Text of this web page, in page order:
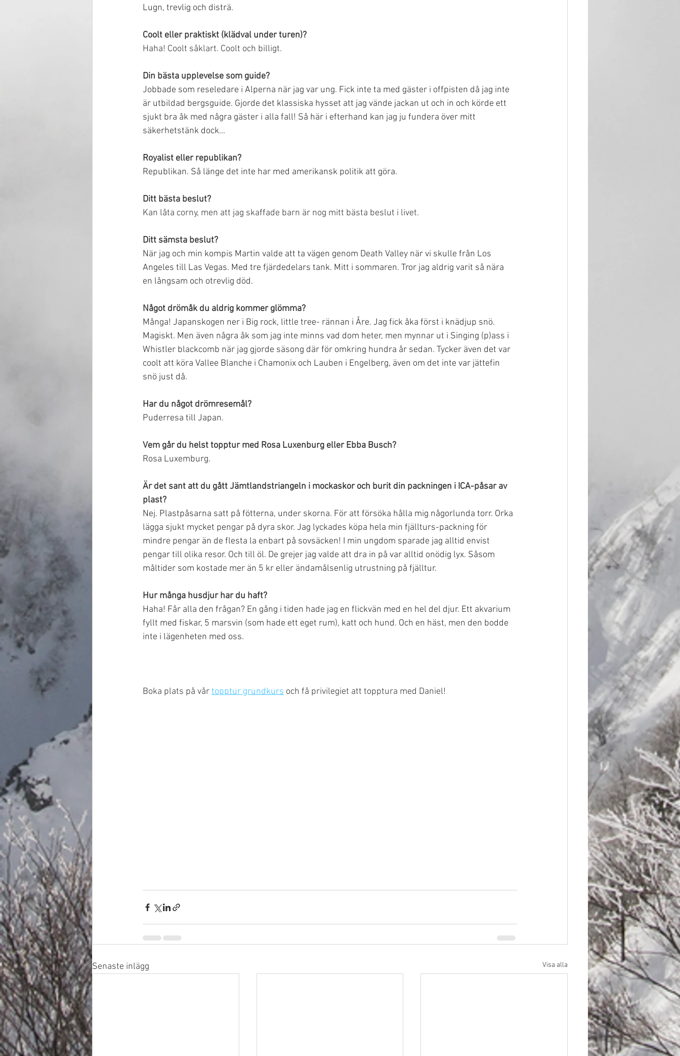
Lugn, trevlig och disträ.
Coolt eller praktiskt (klädval under turen)?
Haha! Coolt såklart. Coolt och billigt.
Din bästa upplevelse som guide?
Jobbade som reseledare i Alperna när jag var ung. Fick inte ta med gäster i offpisten då jag inte
är utbildad bergsguide. Gjorde det klassiska hysset att jag vände jackan ut och in och körde ett
sjukt bra åk med några gäster i alla fall! Så här i efterhand kan jag ju fundera över mitt
säkerhetstänk dock...
Royalist eller republikan?
Republikan. Så länge det inte har med amerikansk politik att göra.
Ditt bästa beslut?
Kan låta corny, men att jag skaffade barn är nog mitt bästa beslut i livet.
Ditt sämsta beslut?
När jag och min kompis Martin valde att ta vägen genom Death Valley när vi skulle från Los
Angeles till Las Vegas. Med tre fjärdedelars tank. Mitt i sommaren. Tror jag aldrig varit så nära
en långsam och otrevlig död.
Något drömåk du aldrig kommer glömma?
Många! Japanskogen ner i Big rock, little tree- rännan i Åre. Jag fick åka först i knädjup snö.
Magiskt. Men även några åk som jag inte minns vad dom heter, men mynnar ut i Singing (p)ass i
Whistler blackcomb när jag gjorde säsong där för omkring hundra år sedan. Tycker även det var
coolt att köra Vallee Blanche i Chamonix och Lauben i Engelberg, även om det inte var jättefin
snö just då.
Har du något drömresemål?
Puderresa till Japan.
Vem går du helst topptur med Rosa Luxenburg eller Ebba Busch?
Rosa Luxemburg.
Är det sant att du gått Jämtlandstriangeln i mockaskor och burit din packningen i ICA-påsar av
plast?
Nej. Plastpåsarna satt på fötterna, under skorna. För att försöka hålla mig någorlunda torr. Orka
lägga sjukt mycket pengar på dyra skor. Jag lyckades köpa hela min fjällturs-packning för
mindre pengar än de flesta la enbart på sovsäcken! I min ungdom sparade jag alltid envist
pengar till olika resor. Och till öl. De grejer jag valde att dra in på var alltid onödig lyx. Såsom
måltider som kostade mer än 5 kr eller ändamålsenlig utrustning på fjälltur.
Hur många husdjur har du haft?
Haha! Får alla den frågan? En gång i tiden hade jag en flickvän med en hel del djur. Ett akvarium
fyllt med fiskar, 5 marsvin (som hade ett eget rum), katt och hund. Och en häst, men den bodde
inte i lägenheten med oss.
Boka plats på vår topptur grundkurs och få privilegiet att topptura med Daniel!
Senaste inlägg Visa alla